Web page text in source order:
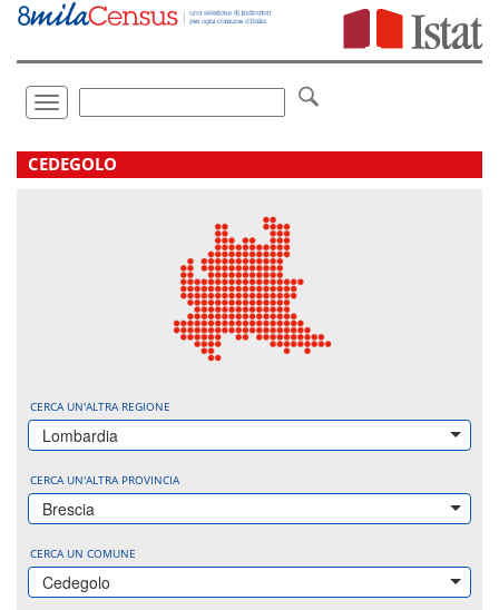
Vai
direttamente
Toggle
navigation
.
CEDEGOLO
CERCA UN'ALTRA REGIONE
Lombardia
CERCA UN'ALTRA PROVINCIA
Brescia
CERCA UN COMUNE
Cedegolo